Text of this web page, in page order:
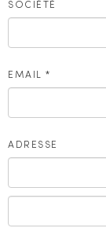
SOCIÉTÉ
EMAIL *
ADRESSE